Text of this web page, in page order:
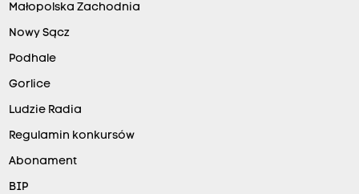
Małopolska Zachodnia
Nowy Sącz
Podhale
Gorlice
Ludzie Radia
Regulamin konkursów
Abonament
BIP